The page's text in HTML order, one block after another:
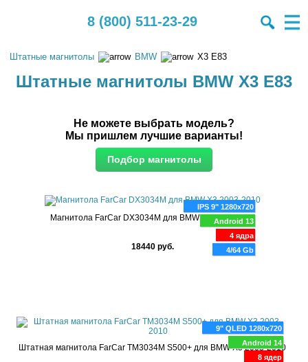
8 (800) 511-23-29
Штатные магнитолы BMW X3 E83
Штатные магнитолы BMW X3 E83
Не можете выбрать модель?
Мы пришлем лучшие варианты!
IPS 9" 1280x720
Android 13
4 ядра
4/64 Gb
Магнитола FarCar DX3034M для BMW X3 2003-2010
18440 руб.
9" QLED 1280x720
Android 14
8 ядер
Штатная магнитола FarCar TM3034M S500+ для BMW X3 2003-2010